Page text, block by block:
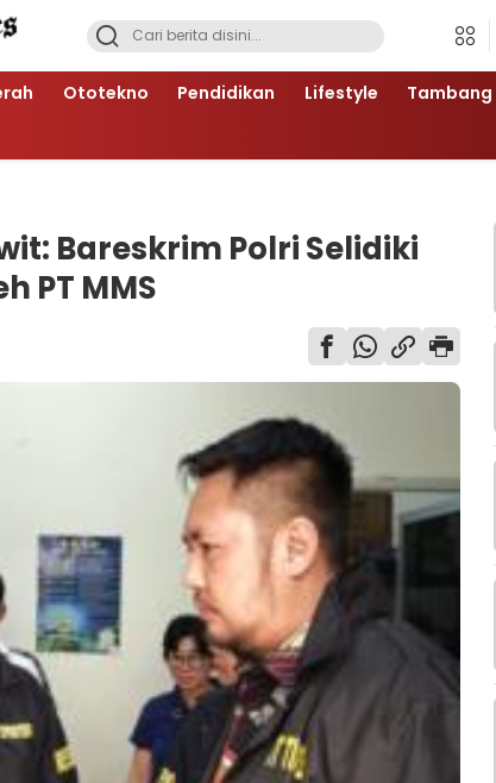
Ototekno Pendidikan Lifestyle Tambang
Bareskrim Polri Selidiki
PT MMS